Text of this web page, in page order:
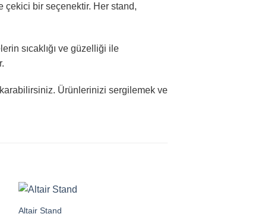
çekici bir seçenektir. Her stand,
sıcaklığı ve güzelliği ile
Ürünlerinizi sergilemek ve
Altair Stand